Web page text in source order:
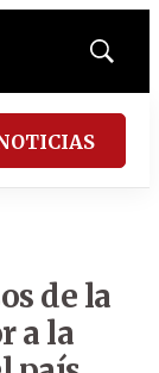
Mostrar
de la
a la